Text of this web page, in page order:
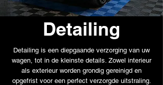
Detailing
Detailing is een diepgaande verzorging van uw
wagen, tot in de kleinste details. Zowel interieur
als exterieur worden grondig gereinigd en
opgefrist voor een perfect verzorgde uitstraling.